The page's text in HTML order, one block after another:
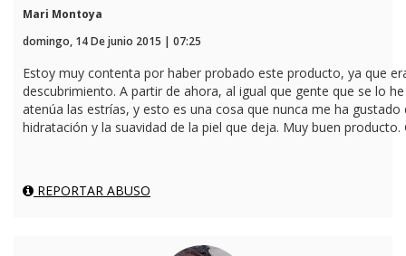
Mari Montoya
domingo, 14 De junio 2015 | 07:25
Estoy muy contenta por haber probado este producto, ya que
descubrimiento. A partir de ahora, al igual que gente que se lo
atenúa las estrías, y esto es una cosa que nunca me ha
hidratación y la suavidad de la piel que deja. Muy buen
REPORTAR ABUSO